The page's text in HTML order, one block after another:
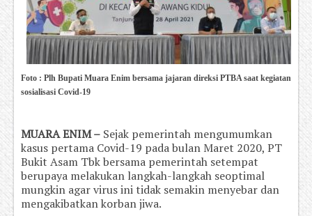
Foto : Plh Bupati Muara Enim bersama jajaran direksi PTBA saat kegiatan
sosialisasi Covid-19
MUARA ENIM – Sejak pemerintah mengumumkan
kasus pertama Covid-19 pada bulan Maret 2020, PT
Bukit Asam Tbk bersama pemerintah setempat
berupaya melakukan langkah-langkah seoptimal
mungkin agar virus ini tidak semakin menyebar dan
mengakibatkan korban jiwa.